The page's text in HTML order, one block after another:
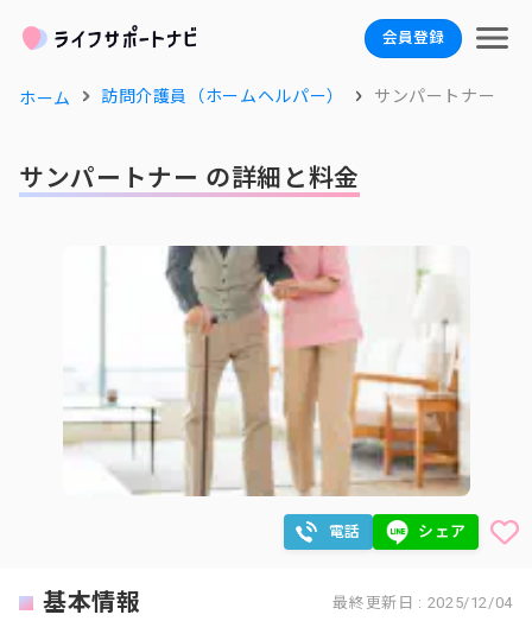
会員登録
ホーム 訪問介護員（ホームヘルパー） サンパートナー
サンパートナー の詳細と料金
電話 シェア
基本情報 最終更新日 : 2025/12/04